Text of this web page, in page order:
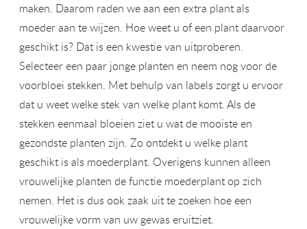
maken. Daarom raden we aan een extra plant als
moeder aan te wijzen. Hoe weet u of een plant daarvoor
geschikt is? Dat is een kwestie van uitproberen.
Selecteer een paar jonge planten en neem nog voor de
voorbloei stekken. Met behulp van labels zorgt u ervoor
dat u weet welke stek van welke plant komt. Als de
stekken eenmaal bloeien ziet u wat de mooiste en
gezondste planten zijn. Zo ontdekt u welke plant
geschikt is als moederplant. Overigens kunnen alleen
vrouwelijke planten de functie moederplant op zich
nemen. Het is dus ook zaak uit te zoeken hoe een
vrouwelijke vorm van uw gewas eruitziet.